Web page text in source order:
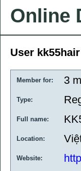
Online
User kk55hair
Member for: 3
Type:
Full name:
Location:
Website: